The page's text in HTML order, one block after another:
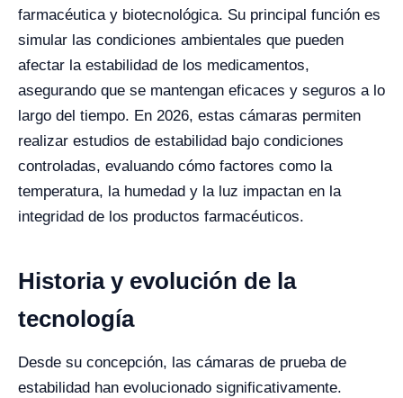
farmacéutica y biotecnológica. Su principal función es
simular las condiciones ambientales que pueden
afectar la estabilidad de los medicamentos,
asegurando que se mantengan eficaces y seguros a lo
largo del tiempo. En 2026, estas cámaras permiten
realizar estudios de estabilidad bajo condiciones
controladas, evaluando cómo factores como la
temperatura, la humedad y la luz impactan en la
integridad de los productos farmacéuticos.
Historia y evolución de la
tecnología
Desde su concepción, las cámaras de prueba de
estabilidad han evolucionado significativamente.